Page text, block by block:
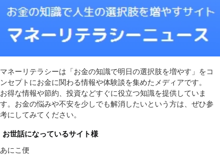
マネーリテラシーは「お金の知識で明日の選択肢を増やす」をコ
ンセプトにお金に関わる情報や体験談を集めたメディアです。
お得な情報や節約、投資などすぐに役立つ知識を提供していま
す。お金の悩みや不安を少しでも解消したいという方は、ぜひ参
考にしてみてください。
お世話になっているサイト様
あにこ便